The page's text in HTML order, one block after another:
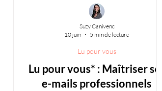
Lu pour vous* : Maîtriser ses
e-mails professionnels
Lu pour vous
Suzy Canivenc
10 juin
5 min de lecture